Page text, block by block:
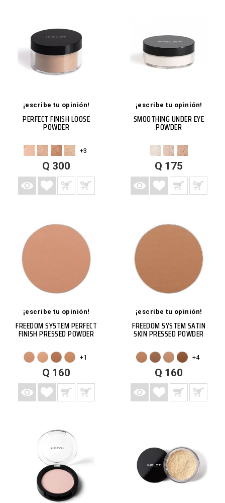
¡escribe tu opinión!
PERFECT FINISH LOOSE
POWDER
+3
AGREGAR A LISTA DE DESEOS
VISTA RÁPIDA
AGREGAR A CARRITO
MÁS
Q 300
¡escribe tu opinión!
SMOOTHING UNDER EYE
POWDER
AGREGAR A LISTA DE DESEOS
VISTA RÁPIDA
AGREGAR A CARRITO
MÁS
Q 175
¡escribe tu opinión!
FREEDOM SYSTEM PERFECT
FINISH PRESSED POWDER
+1
AGREGAR A LISTA DE DESEOS
VISTA RÁPIDA
AGREGAR A CARRITO
MÁS
Q 160
¡escribe tu opinión!
FREEDOM SYSTEM SATIN
SKIN PRESSED POWDER
+4
AGREGAR A LISTA DE DESEOS
VISTA RÁPIDA
AGREGAR A CARRITO
MÁS
Q 160